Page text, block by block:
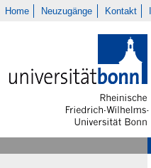
Home Neuzugänge Kontakt